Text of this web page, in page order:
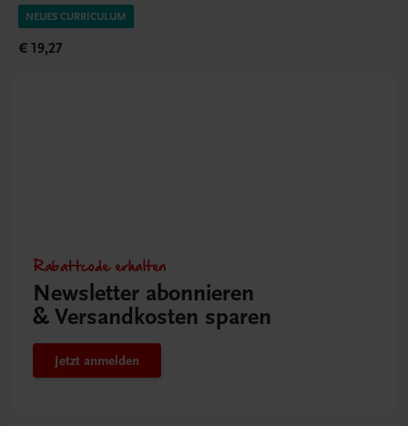
NEUES CURRICULUM
€ 19,27
Rabattcode erhalten
Newsletter abonnieren
& Versandkosten sparen
Jetzt anmelden